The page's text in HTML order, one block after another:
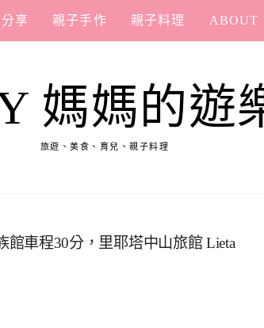
享 親子手作 親子料理 ABOUT
媽媽的遊
旅遊、美食、育兒、親子料理
車程30分，里耶塔中山旅館 Lieta